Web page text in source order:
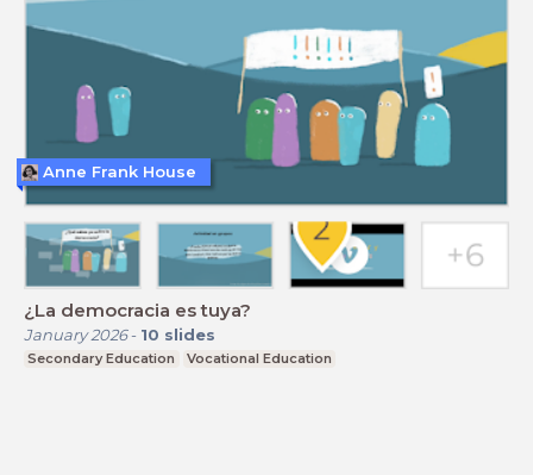
¿La democracia es tuya?
January 2026- 10 slides
Secondary Education Vocational Education
Anne Frank House